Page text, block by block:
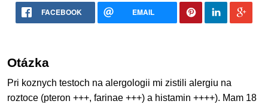
FACEBOOK EMAIL
Otázka
Pri koznych testoch na alergologii mi zistili alergiu na
roztoce (pteron +++, farinae +++) a histamin ++++). Mam 18